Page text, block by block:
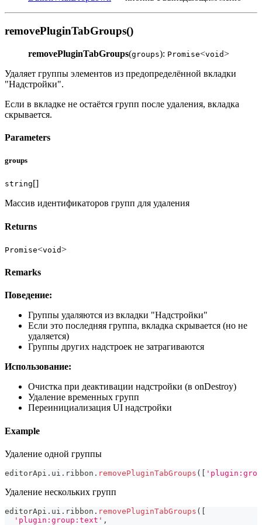
removePluginTabGroups()
removePluginTabGroups(groups): Promise<void>
Удаляет группы элементов из предопределённой вкладки
"Надстройки".
Если в вкладке не остаётся групп после удаления, вкладка
скрывается.
Parameters
groups
string[]
Массив идентификаторов групп для удаления
Returns
Promise<void>
Remarks
Поведение:
Группы удаляются из вкладки "Надстройки"
Если это последняя группа, вкладка скрывается (но не
удаляется)
Группы других надстроек не затрагиваются
Использование:
Очистка при деактивации надстройки (в onDestroy)
Удаление временных групп
Переинициализация UI надстройки
Example
Удаление одной группы
editorApi . ui . ribbon . removePluginTabGroups (
Удаление нескольких групп
editorApi . ui . ribbon . removePluginTabGroups (
'plugin:group:text' ,